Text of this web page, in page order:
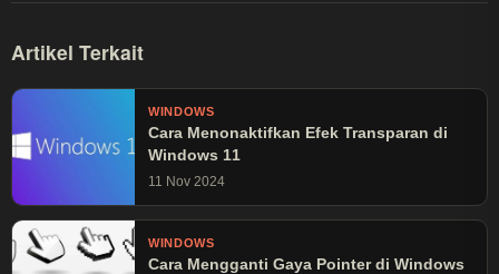
Artikel Terkait
WINDOWS
Cara Menonaktifkan Efek Transparan di
Windows 11
11 Nov 2024
WINDOWS
Cara Mengganti Gaya Pointer di Windows